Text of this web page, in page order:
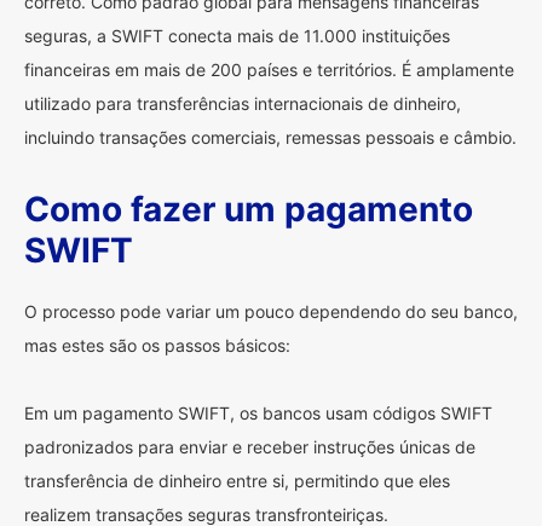
seguras, a SWIFT conecta mais de 11.000 instituições
financeiras em mais de 200 países e territórios. É amplamente
utilizado para transferências internacionais de dinheiro,
incluindo transações comerciais, remessas pessoais e câmbio.
Como fazer um pagamento
SWIFT
O processo pode variar um pouco dependendo do seu banco,
mas estes são os passos básicos:
Em um pagamento SWIFT, os bancos usam códigos SWIFT
padronizados para enviar e receber instruções únicas de
transferência de dinheiro entre si, permitindo que eles
realizem transações seguras transfronteiriças.